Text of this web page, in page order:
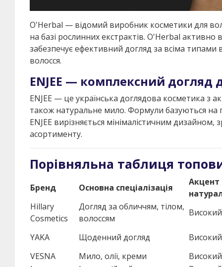
O'Herbal — відомий виробник косметики для
на базі рослинних екстрактів. O'Herbal активно
забезпечує ефективний догляд за всіма типами
волосся.
ENJEE — комплексний догляд
ENJEE — це українська доглядова косметика з
також натуральне мило. Формули базуються на
ENJEE вирізняється мінімалістичним
асортименту.
Порівняльна таблиця
Бренд Основна спеціалізація
Акцент
Hillary
Cosmetics
Догляд за обличчям, тілом,
волоссям
Високий
YAKA Щоденний догляд
Високий
VESNA
Мило, олії, креми
Високий